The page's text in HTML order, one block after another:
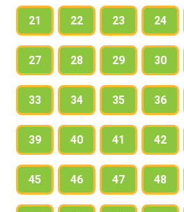
21 22 23 24
27 28 29 30
33 34 35 36
39 40 41 42
45 46 47 48